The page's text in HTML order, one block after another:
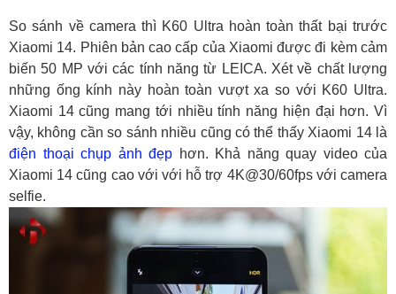
So sánh về camera thì K60 Ultra hoàn toàn thất bại trước
Xiaomi 14. Phiên bản cao cấp của Xiaomi được đi kèm cảm
biến 50 MP với các tính năng từ LEICA. Xét về chất lượng
những ống kính này hoàn toàn vượt xa so với K60 Ultra.
Xiaomi 14 cũng mang tới nhiều tính năng hiện đại hơn. Vì
vậy, không cần so sánh nhiều cũng có thể thấy Xiaomi 14 là
điện thoại chụp ảnh đẹp hơn. Khả năng quay video của
Xiaomi 14 cũng cao với với hỗ trợ 4K@30/60fps với camera
selfie.